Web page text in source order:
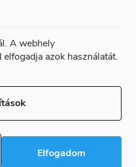
A webhely
azok használatát.
Elfogadom
biztosítunk
készítette
jog fenntartva.Süti beállítások